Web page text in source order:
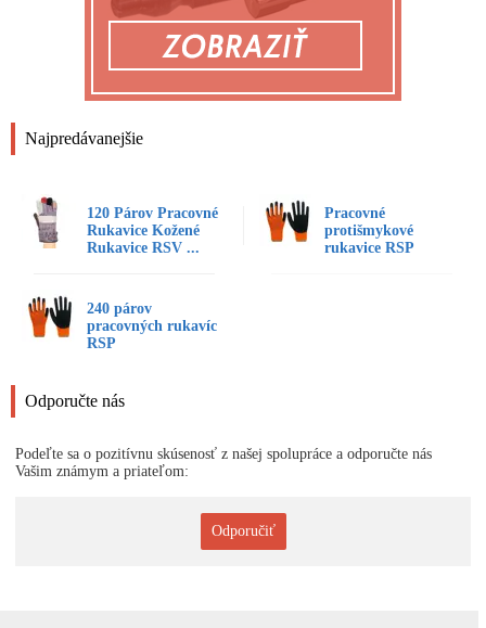
Najpredávanejšie
120 Párov Pracovné
Rukavice Kožené
Rukavice RSV ...
Pracovné
protišmykové
rukavice RSP
240 párov
pracovných rukavíc
RSP
Odporučte nás
Podeľte sa o pozitívnu skúsenosť z našej spolupráce a odporučte nás
Vašim známym a priateľom:
Odporučiť